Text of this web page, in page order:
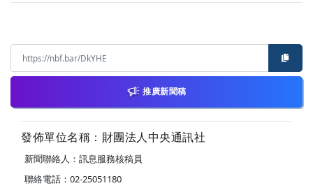
推廣新聞稿
發佈單位名稱：財團法人中央通訊社
新聞聯絡人：訊息服務核稿員
聯絡電話：02-25051180